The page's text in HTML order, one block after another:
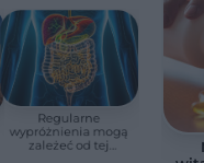
Regularne
wypróżnienia mogą
zależeć od tej